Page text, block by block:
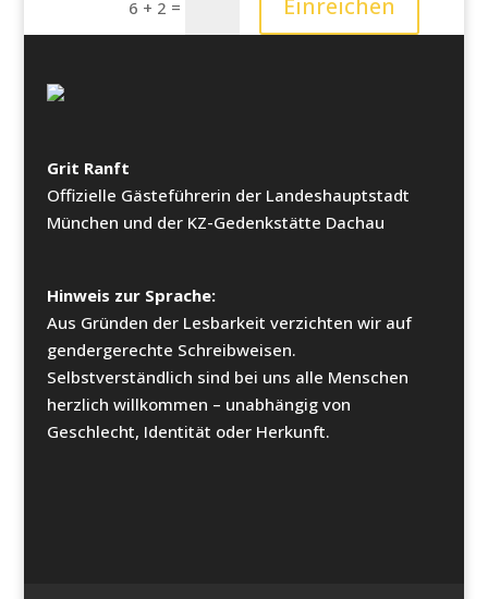
6 + 2 = Einreichen
Grit Ranft
Offizielle Gästeführerin der Landeshauptstadt
München und der KZ-Gedenkstätte Dachau
Hinweis zur Sprache:
Aus Gründen der Lesbarkeit verzichten wir auf
gendergerechte Schreibweisen.
Selbstverständlich sind bei uns alle Menschen
herzlich willkommen – unabhängig von
Geschlecht, Identität oder Herkunft.